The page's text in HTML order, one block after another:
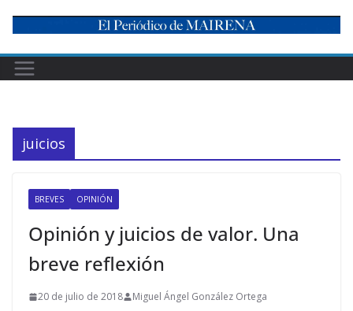
content
juicios
BREVES OPINIÓN
Opinión y juicios de valor. Una
breve reflexión
20 de julio de 2018 Miguel Ángel González Ortega